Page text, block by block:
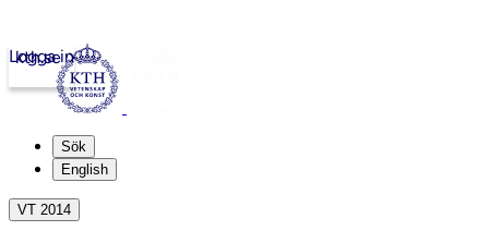
kth.se
Logga in
Sök
English
VT 2014